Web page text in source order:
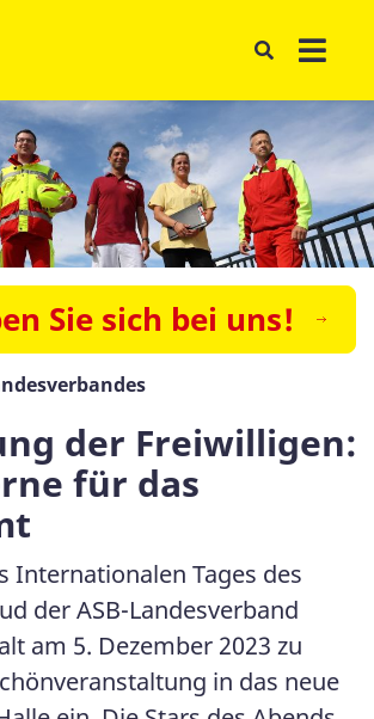
Sie sich bei uns!
der Freiwilligen:
für das
Internationalen Tages des
der ASB-Landesverband
am 5. Dezember 2023 zu
in das neue